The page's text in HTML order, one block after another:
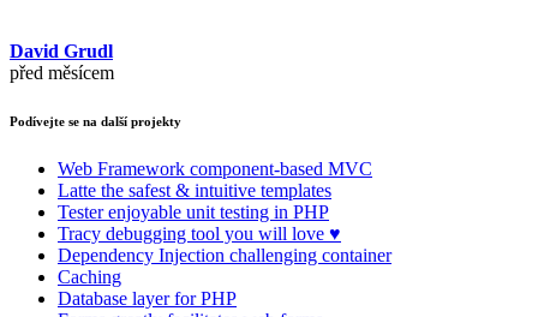
David Grudl
před měsícem
Podívejte se na další projekty
Web Framework component-based MVC
Latte the safest & intuitive templates
Testerenjoyable unit testing in PHP
Tracy debugging tool you will love ♥
Dependency Injection challenging container
Caching
Database layer for PHP